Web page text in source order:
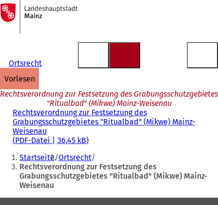
Inhalt anspringen
Zur
Startseite
Ortsrecht
vorlesen
Rechtsverordnung zur Festsetzung des Grabungsschutzgebietes
"Ritualbad" (Mikwe) Mainz-Weisenau
Rechtsverordnung zur Festsetzung des
Grabungsschutzgebietes "Ritualbad" (Mikwe) Mainz-
Weisenau
PDF-Datei 36,45 kB
Sie
befinden
sich
Startseite Ortsrecht
Rechtsverordnung zur Festsetzung des
Grabungsschutzgebietes "Ritualbad" (Mikwe) Mainz-
Weisenau